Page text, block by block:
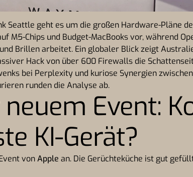
Seattle geht es um die großen Hardware-Pläne
M5-Chips und Budget-MacBooks vor, während
Brillen arbeitet. Ein globaler Blick zeigt
Hack von über 600 Firewalls die
bei Perplexity und kuriose Synergien
runden die Analyse ab.
Event:
KI-Gerät?
vonApple an. Die Gerüchteküche ist gut